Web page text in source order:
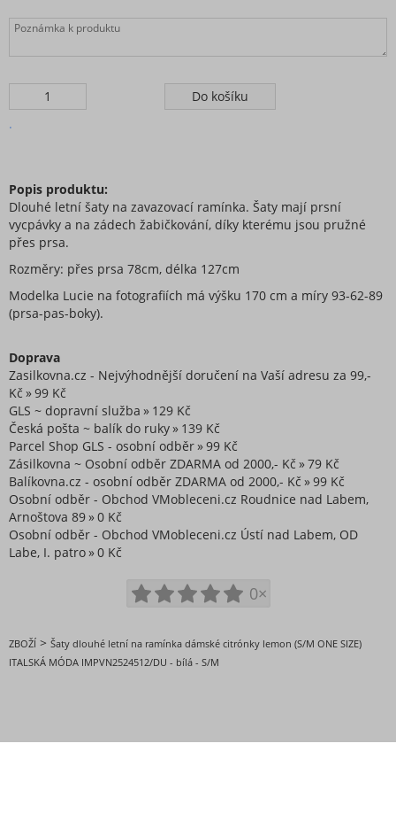
.
Popis produktu:
Dlouhé letní šaty na zavazovací ramínka. Šaty mají prsní
vycpávky a na zádech žabičkování, díky kterému jsou pružné
přes prsa.
Rozměry: přes prsa 78cm, délka 127cm
Modelka Lucie na fotografiích má výšku 170 cm a míry 93-62-89
(prsa-pas-boky).
Doprava
Zasilkovna.cz - Nejvýhodnější doručení na Vaší adresu za 99,-
Kč
99 Kč
GLS ~ dopravní služba
129 Kč
Česká pošta ~ balík do ruky
139 Kč
Parcel Shop GLS - osobní odběr
99 Kč
Zásilkovna ~ Osobní odběr ZDARMA od 2000,- Kč
79 Kč
Balíkovna.cz - osobní odběr ZDARMA od 2000,- Kč
99 Kč
Osobní odběr - Obchod VMobleceni.cz Roudnice nad Labem,
Arnoštova 89
0 Kč
Osobní odběr - Obchod VMobleceni.cz Ústí nad Labem, OD
Labe, I. patro
0 Kč
0×
ZBOŽÍ > Šaty dlouhé letní na ramínka dámské citrónky lemon (S/M ONE SIZE)
ITALSKÁ MÓDA IMPVN2524512/DU - bílá - S/M